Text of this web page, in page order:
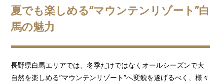
夏でも楽しめる“マウンテンリゾート”白
馬の魅力
⻑野県白馬エリアでは、冬季だけではなくオールシーズンで大
自然を楽しめる”マウンテンリゾート”へ変貌を遂げるべく、様々